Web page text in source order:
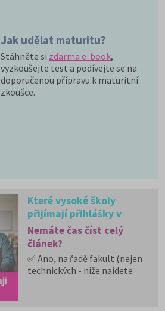
Jak udělat maturitu?
Stáhněte si zdarma e-book,
vyzkoušejte test a podívejte se na
doporučenou přípravu k maturitní
zkoušce.
Které vysoké školy
přijímají přihlášky v
dalších měsících: 2. kola
Nemáte čas číst celý
článek?
✅ Ano, na řadě fakult (nejen
technických - níže najdete